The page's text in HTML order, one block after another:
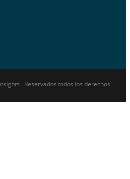
. Reservados todos los derechos